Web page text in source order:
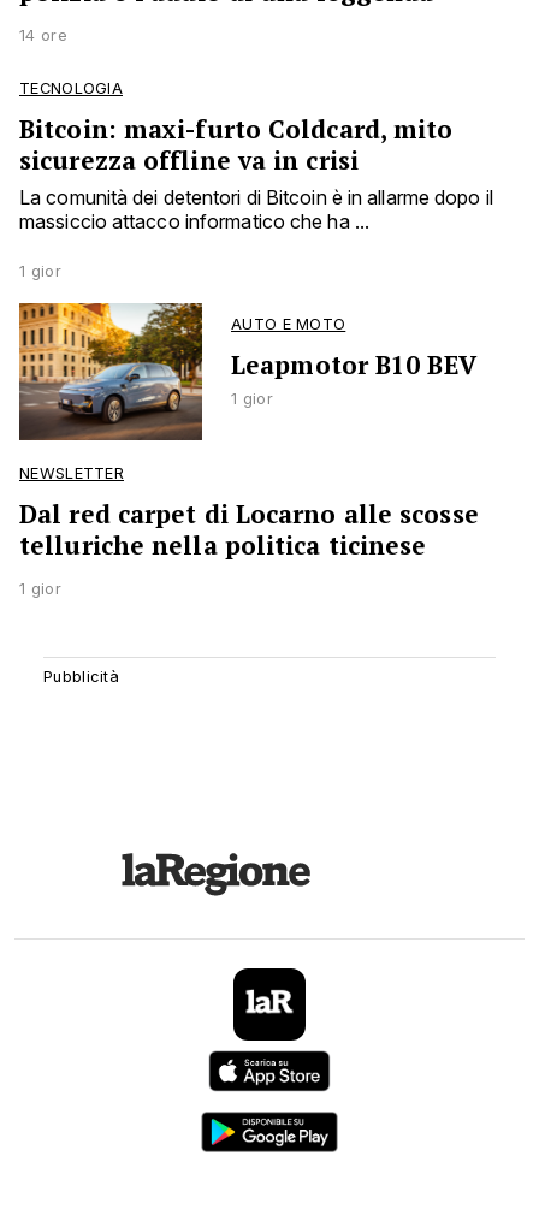
14 ore
TECNOLOGIA
Bitcoin: maxi-furto Coldcard, mito
sicurezza offline va in crisi
La comunità dei detentori di Bitcoin è in allarme dopo il
massiccio attacco informatico che ha ...
1 gior
AUTO E MOTO
Leapmotor B10 BEV
1 gior
NEWSLETTER
Dal red carpet di Locarno alle scosse
telluriche nella politica ticinese
1 gior